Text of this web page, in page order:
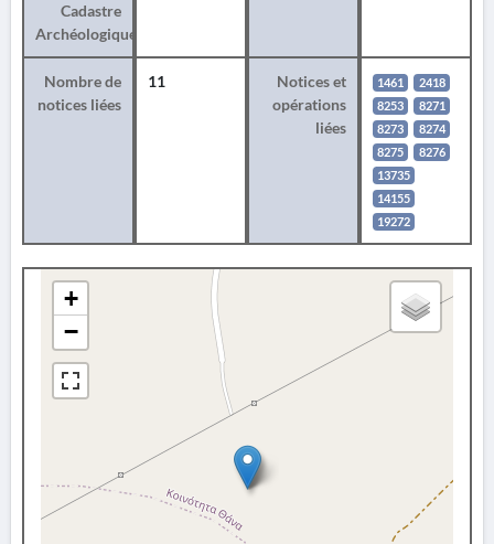
Cadastre
Archéologique
Nombre de
notices liées
11
Notices et
opérations
liées
1461
2418
8253
8271
8273
8274
8275
8276
13735
14155
19272
+
−